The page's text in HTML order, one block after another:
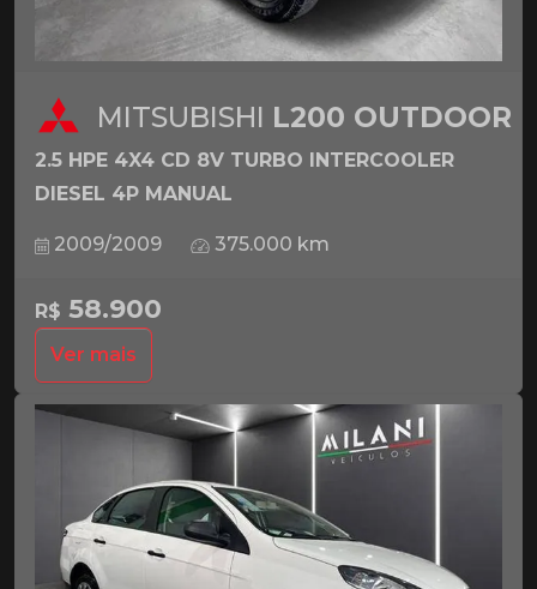
MITSUBISHI L200 OUTDOOR
2.5 HPE 4X4 CD 8V TURBO INTERCOOLER
DIESEL 4P MANUAL
2009/2009 375.000 km
R$ 58.900
Ver mais